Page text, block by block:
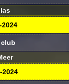
2024
2024